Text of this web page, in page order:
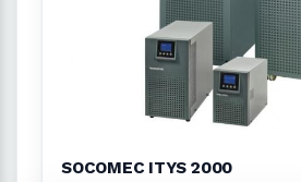
SOCOMEC ITYS 2000